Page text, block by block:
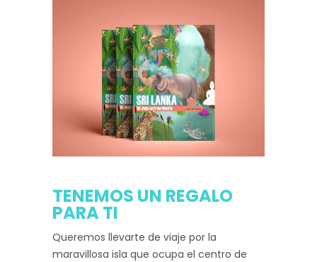
TENEMOS UN REGALO
PARA TI
Queremos llevarte de viaje por la
maravillosa isla que ocupa el centro de